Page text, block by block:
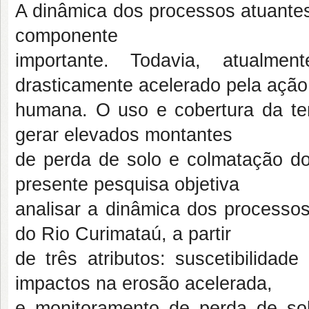
A dinâmica dos processos
componente
importante. Todavia,
drasticamente acelerado pela ação
humana. O uso e cobertura da
gerar elevados montantes
de perda de solo e colmatação
presente pesquisa objetiva
analisar a dinâmica dos
do Rio Curimataú, a partir
de três atributos:
impactos na erosão acelerada,